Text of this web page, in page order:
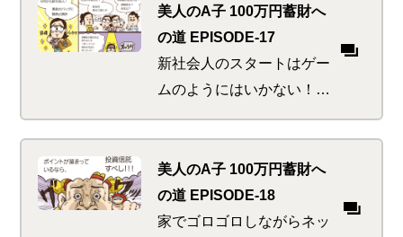
一髪！や、ゴルフで危機一
髪！など度重なるピンチに
遭遇！？
美人のA子 100万円蓄財へ
の道 EPISODE-17
新社会人のスタートはゲー
ムのようにはいかない！給
与口座に家賃、光熱費、は
たまた年金までもスマート
に準備してこそ真のフレッ
シャーズ勇者となる。
美人のA子 100万円蓄財へ
の道 EPISODE-18
家でゴロゴロしながらネッ